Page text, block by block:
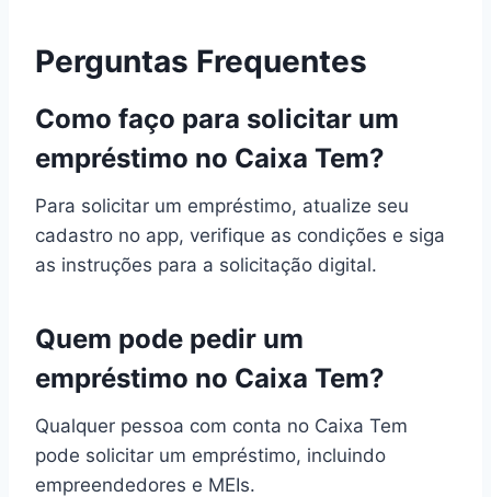
Perguntas Frequentes
Como faço para solicitar um
empréstimo no Caixa Tem?
Para solicitar um empréstimo, atualize seu
cadastro no app, verifique as condições e siga
as instruções para a solicitação digital.
Quem pode pedir um
empréstimo no Caixa Tem?
Qualquer pessoa com conta no Caixa Tem
pode solicitar um empréstimo, incluindo
empreendedores e MEIs.